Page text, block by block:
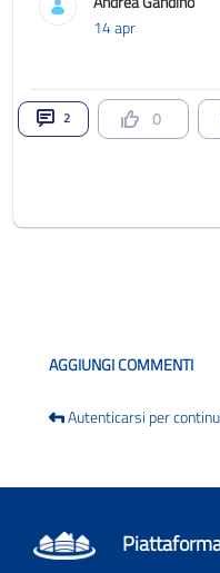
14 apr
2 0
AGGIUNGI COMMENTI
Autenticarsi per